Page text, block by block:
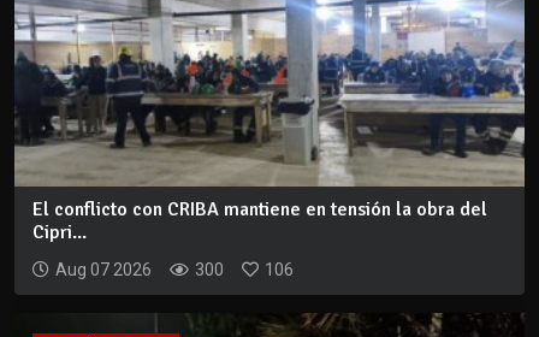
El conflicto con CRIBA mantiene en tensión la obra del
Cipri...
Aug 07 2026 300 106